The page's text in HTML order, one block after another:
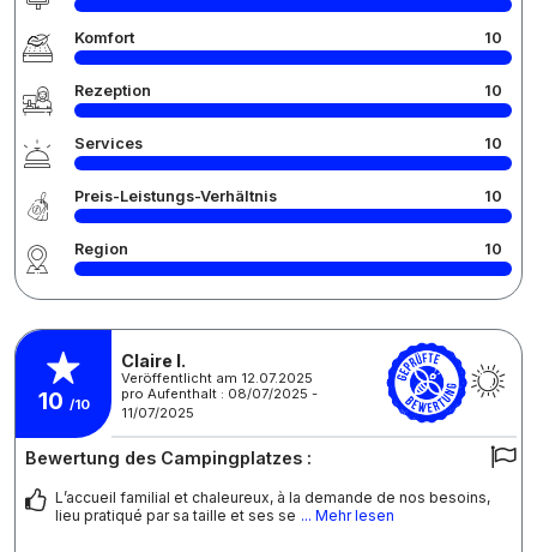
Komfort 10
Rezeption 10
Services 10
Preis-Leistungs-Verhältnis 10
Region 10
10 /10
Claire I.
Veröffentlicht am 12.07.2025
pro Aufenthalt : 08/07/2025 -
11/07/2025
Bewertung des Campingplatzes :
L’accueil familial et chaleureux, à la demande de nos besoins,
lieu pratiqué par sa taille et ses se ... Mehr lesen